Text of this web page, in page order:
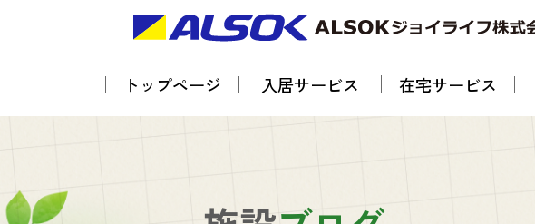
トップページ 入居サービス 在宅サービス